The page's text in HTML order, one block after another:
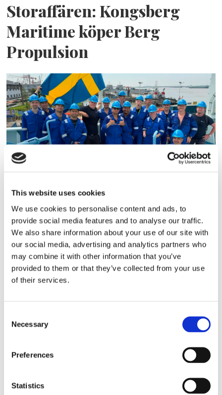
This website uses cookies
We use cookies to personalise content and ads, to
provide social media features and to analyse our traffic.
We also share information about your use of our site with
our social media, advertising and analytics partners who
may combine it with other information that you’ve
provided to them or that they’ve collected from your use
of their services.
Selection
Necessary
Preferences
Statistics
Storaffären: Kongsberg
Maritime köper Berg
Propulsion
Sirius tar leverans av
nybygge